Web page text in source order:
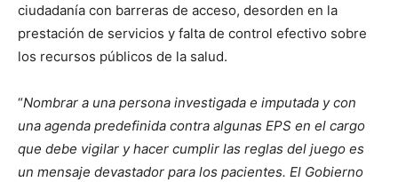
ciudadanía con barreras de acceso, desorden en la
prestación de servicios y falta de control efectivo sobre
los recursos públicos de la salud.
“Nombrar a una persona investigada e imputada y con
una agenda predefinida contra algunas EPS en el cargo
que debe vigilar y hacer cumplir las reglas del juego es
un mensaje devastador para los pacientes. El Gobierno